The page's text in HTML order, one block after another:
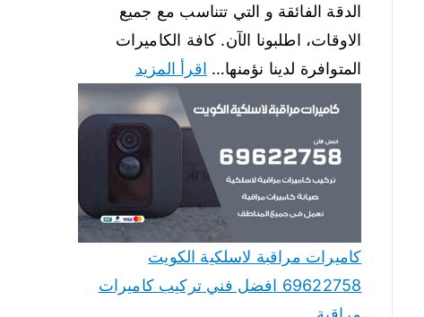
الدقة الفائقة و التي تتناسب مع جميع
الاوقات، اطلبونا الآن. كافة الكاميرات
المتوافرة لدينا نؤمنها… اقرأ المزيد
كاميرات مراقبة لاسلكية الكويت
69622758 افضل فني تركيب كاميرات